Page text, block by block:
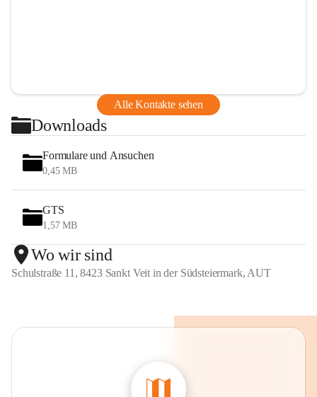
Alle Kontakte sehen
Downloads
Formulare und Ansuchen
0,45 MB
GTS
1,57 MB
Wo wir sind
Schulstraße 11, 8423 Sankt Veit in der Südsteiermark, AUT